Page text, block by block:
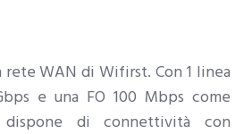
rete WAN di Wifirst. Con 1 linea
e una FO 100 Mbps come
dispone di connettività con